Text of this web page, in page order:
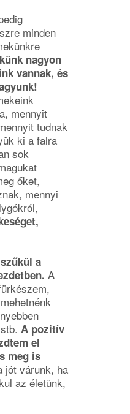
minden
nagyon
vannak, és
mennyit
tudnak
ki a falra
sok
őket,
mennyi
a
A
A pozitív
el
meg is
jót várunk, ha
az életünk,